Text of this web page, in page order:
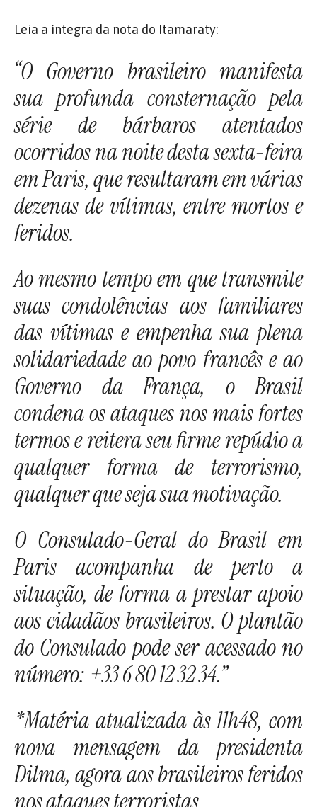
Leia a íntegra da nota do Itamaraty:
“O Governo brasileiro manifesta
sua profunda consternação pela
série de bárbaros atentados
ocorridos na noite desta sexta-feira
em Paris, que resultaram em várias
dezenas de vítimas, entre mortos e
feridos.
Ao mesmo tempo em que transmite
suas condolências aos familiares
das vítimas e empenha sua plena
solidariedade ao povo francês e ao
Governo da França, o Brasil
condena os ataques nos mais fortes
termos e reitera seu firme repúdio a
qualquer forma de terrorismo,
qualquer que seja sua motivação.
O Consulado-Geral do Brasil em
Paris acompanha de perto a
situação, de forma a prestar apoio
aos cidadãos brasileiros. O plantão
do Consulado pode ser acessado no
número: +33 6 80 12 32 34.”
*Matéria atualizada às 11h48, com
nova mensagem da presidenta
Dilma, agora aos brasileiros feridos